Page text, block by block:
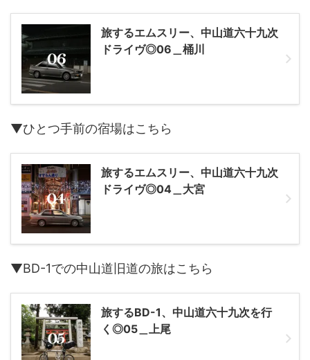
旅するエムスリー、中山道六十九次
ドライヴ◎06＿桶川
▼ひとつ手前の宿場はこちら
旅するエムスリー、中山道六十九次
ドライヴ◎04＿大宮
▼BD-1での中山道旧道の旅はこちら
旅するBD-1、中山道六十九次を行
く◎05＿上尾